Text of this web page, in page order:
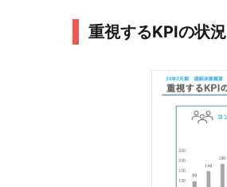
重視するKPIの状況